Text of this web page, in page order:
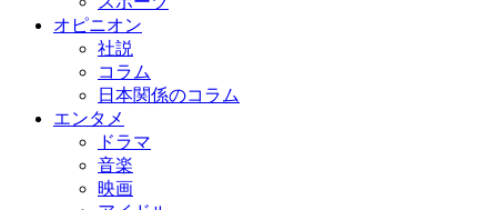
オピニオン
社説
コラム
日本関係のコラム
エンタメ
ドラマ
音楽
映画